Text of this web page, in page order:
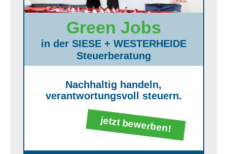
Green Jobs
in der SIESE + WESTERHEIDE
Steuerberatung
Nachhaltig handeln,
verantwortungsvoll steuern.
jetzt bewerben!